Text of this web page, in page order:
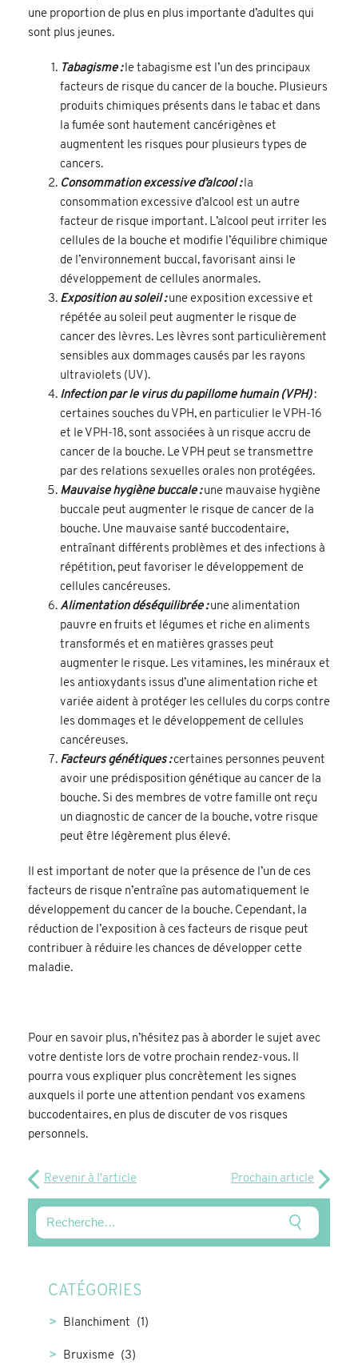
une proportion de plus en plus importante d’adultes qui
sont plus jeunes.
Tabagisme :le tabagisme est l’un des principaux
facteurs de risque du cancer de la bouche. Plusieurs
produits chimiques présents dans le tabac et dans
la fumée sont hautement cancérigènes et
augmentent les risques pour plusieurs types de
cancers.
Consommation excessive d’alcool :la
consommation excessive d’alcool est un autre
facteur de risque important. L’alcool peut irriter les
cellules de la bouche et modifie l’équilibre chimique
de l’environnement buccal, favorisant ainsi le
développement de cellules anormales.
Exposition au soleil :une exposition excessive et
répétée au soleil peut augmenter le risque de
cancer des lèvres. Les lèvres sont particulièrement
sensibles aux dommages causés par les rayons
ultraviolets (UV).
Infection par le virus du papillome humain (VPH):
certaines souches du VPH, en particulier le VPH-16
et le VPH-18, sont associées à un risque accru de
cancer de la bouche. Le VPH peut se transmettre
par des relations sexuelles orales non protégées.
Mauvaise hygiène buccale :une mauvaise hygiène
buccale peut augmenter le risque de cancer de la
bouche. Une mauvaise santé buccodentaire,
entraînant différents problèmes et des infections à
répétition, peut favoriser le développement de
cellules cancéreuses.
Alimentation déséquilibrée :une alimentation
pauvre en fruits et légumes et riche en aliments
transformés et en matières grasses peut
augmenter le risque. Les vitamines, les minéraux et
les antioxydants issus d’une alimentation riche et
variée aident à protéger les cellules du corps contre
les dommages et le développement de cellules
cancéreuses.
Facteurs génétiques :certaines personnes peuvent
avoir une prédisposition génétique au cancer de la
bouche. Si des membres de votre famille ont reçu
un diagnostic de cancer de la bouche, votre risque
peut être légèrement plus élevé.
Il est important de noter que la présence de l’un de ces
facteurs de risque n’entraîne pas automatiquement le
développement du cancer de la bouche. Cependant, la
réduction de l’exposition à ces facteurs de risque peut
contribuer à réduire les chances de développer cette
maladie.
Pour en savoir plus, n’hésitez pas à aborder le sujet avec
votre dentiste lors de votre prochain rendez-vous. Il
pourra vous expliquer plus concrètement les signes
auxquels il porte une attention pendant vos examens
buccodentaires, en plus de discuter de vos risques
personnels.
Revenir à l'article Prochain article
CATÉGORIES
Blanchiment (1)
Bruxisme (3)